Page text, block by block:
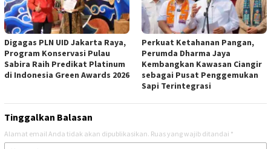
Digagas PLN UID Jakarta Raya,
Program Konservasi Pulau
Sabira Raih Predikat Platinum
di Indonesia Green Awards 2026
Perkuat Ketahanan Pangan,
Perumda Dharma Jaya
Kembangkan Kawasan Ciangir
sebagai Pusat Penggemukan
Sapi Terintegrasi
Tinggalkan Balasan
Alamat email Anda tidak akan dipublikasikan. Ruas yang wajib ditandai *